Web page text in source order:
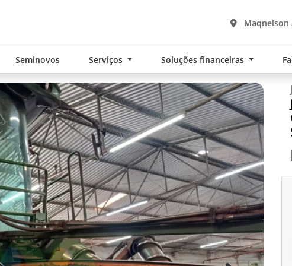
Maqnelson
Seminovos Serviços Soluções financeiras